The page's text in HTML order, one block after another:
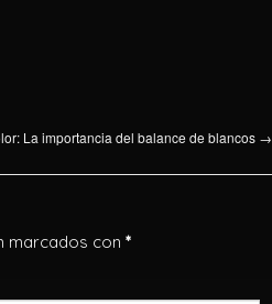
La importancia del balance de blancos →
marcados con *